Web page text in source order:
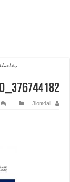
مفاضلة
376744182_709943034485860_2751471302248107994_n
3lom4all